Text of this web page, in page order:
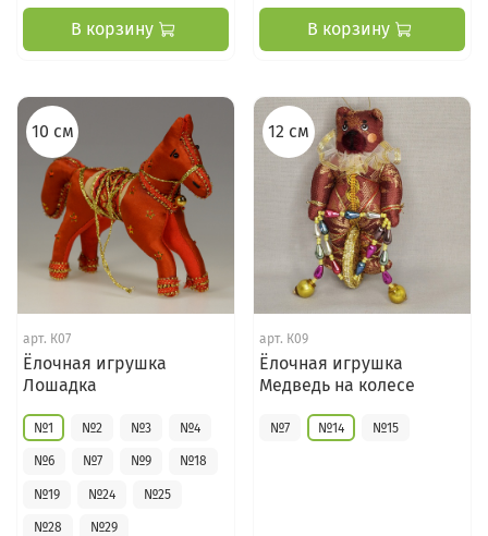
В корзину В корзину
10 см
арт. К07
Ёлочная игрушка
Лошадка
№1 №2 №3 №4
№6 №7 №9 №18
№19 №24 №25
№28 №29
12 см
арт. К09
Ёлочная игрушка
Медведь на колесе
№7 №14 №15